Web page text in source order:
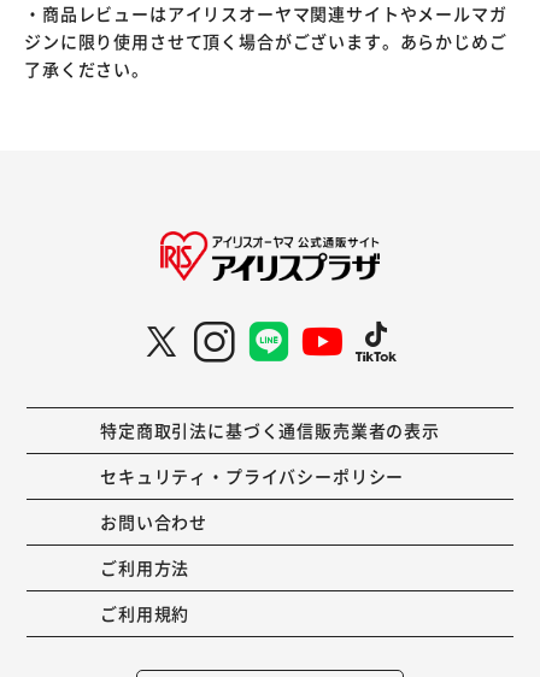
・商品レビューはアイリスオーヤマ関連サイトやメールマガ
ジンに限り使用させて頂く場合がございます。あらかじめご
了承ください。
特定商取引法に基づく通信販売業者の表示
セキュリティ・プライバシーポリシー
お問い合わせ
ご利用方法
ご利用規約